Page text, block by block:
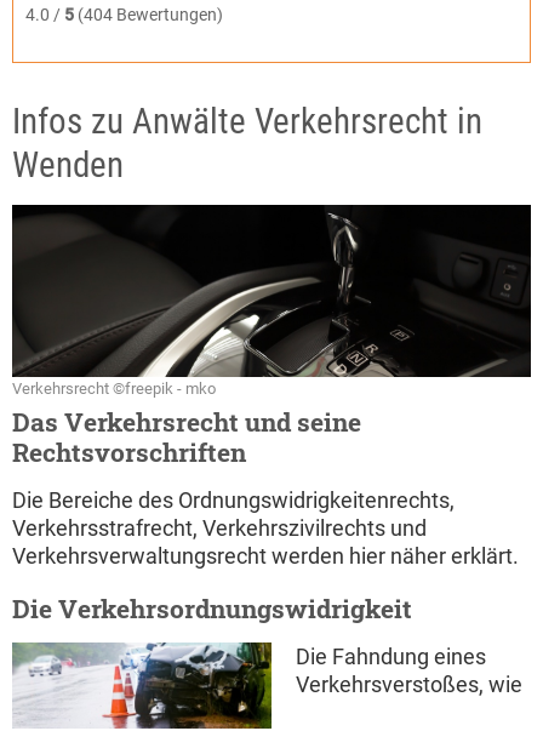
4.0 / 5 (404 Bewertungen)
Infos zu Anwälte Verkehrsrecht in
Wenden
Verkehrsrecht ©freepik - mko
Das Verkehrsrecht und seine
Rechtsvorschriften
Die Bereiche des Ordnungswidrigkeitenrechts,
Verkehrsstrafrecht, Verkehrszivilrechts und
Verkehrsverwaltungsrecht werden hier näher erklärt.
Die Verkehrsordnungswidrigkeit
Die Fahndung eines
Verkehrsverstoßes, wie